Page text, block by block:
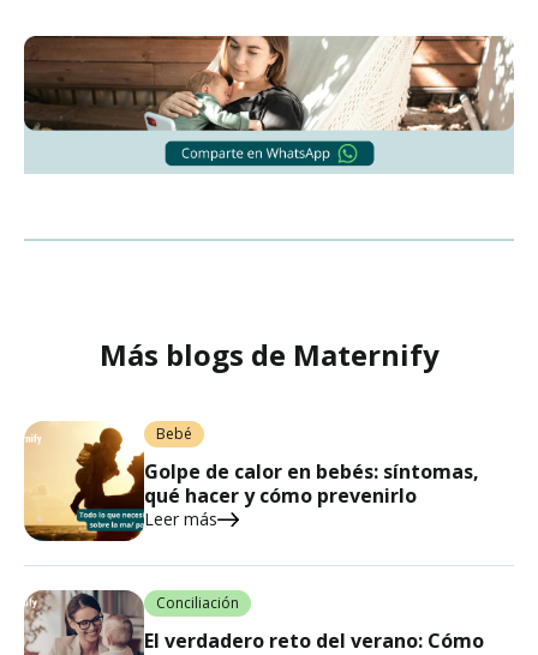
Más blogs de Maternify
Bebé
Golpe de calor en bebés: síntomas,
qué hacer y cómo prevenirlo
Leer más
Conciliación
El verdadero reto del verano: Cómo